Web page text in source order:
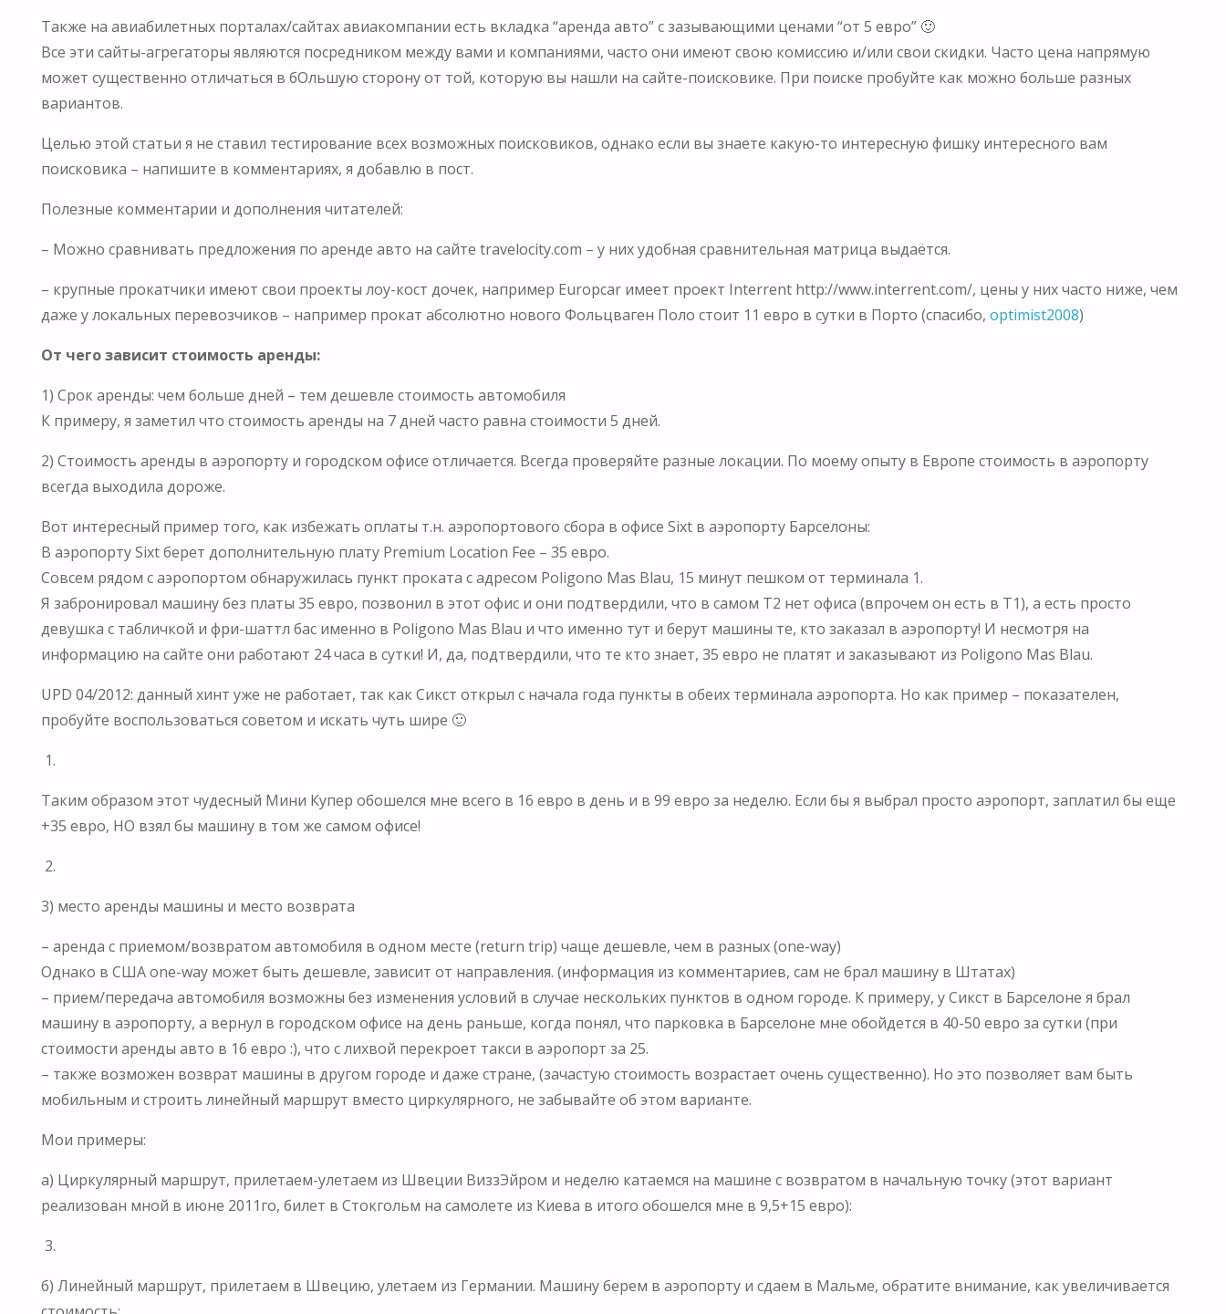
Также на авиабилетных порталах/сайтах авиакомпании есть вкладка “аренда авто” с зазывающими ценами “от 5 евро” 🙂
Все эти сайты-агрегаторы являются посредником между вами и компаниями, часто они имеют свою комиссию и/или свои скидки. Часто цена напрямую
может существенно отличаться в бОльшую сторону от той, которую вы нашли на сайте-поисковике. При поиске пробуйте как можно больше разных
вариантов.
Целью этой статьи я не ставил тестирование всех возможных поисковиков, однако если вы знаете какую-то интересную фишку интересного вам
поисковика – напишите в комментариях, я добавлю в пост.
Полезные комментарии и дополнения читателей:
– Можно сравнивать предложения по аренде авто на сайте travelocity.com – у них удобная сравнительная матрица выдаётся.
– крупные прокатчики имеют свои проекты лоу-кост дочек, например Europcar имеет проект Interrent http://www.interrent.com/, цены у них часто ниже, чем
даже у локальных перевозчиков – например прокат абсолютно нового Фольцваген Поло стоит 11 евро в сутки в Порто (спасибо, optimist2008)
От чего зависит стоимость аренды:
1) Срок аренды: чем больше дней – тем дешевле стоимость автомобиля
К примеру, я заметил что стоимость аренды на 7 дней часто равна стоимости 5 дней.
2) Стоимость аренды в аэропорту и городском офисе отличается. Всегда проверяйте разные локации. По моему опыту в Европе стоимость в аэропорту
всегда выходила дороже.
Вот интересный пример того, как избежать оплаты т.н. аэропортового сбора в офисе Sixt в аэропорту Барселоны:
В аэропорту Sixt берет дополнительную плату Premium Location Fee – 35 евро.
Совсем рядом с аэропортом обнаружилась пункт проката с адресом Poligono Mas Blau, 15 минут пешком от терминала 1.
Я забронировал машину без платы 35 евро, позвонил в этот офис и они подтвердили, что в самом Т2 нет офиса (впрочем он есть в Т1), а есть просто
девушка с табличкой и фри-шаттл бас именно в Poligono Mas Blau и что именно тут и берут машины те, кто заказал в аэропорту! И несмотря на
информацию на сайте они работают 24 часа в сутки! И, да, подтвердили, что те кто знает, 35 евро не платят и заказывают из Poligono Mas Blau.
UPD 04/2012: данный хинт уже не работает, так как Сикст открыл с начала года пункты в обеих терминала аэропорта. Но как пример – показателен,
пробуйте воспользоваться советом и искать чуть шире 🙂
1.
Таким образом этот чудесный Мини Купер обошелся мне всего в 16 евро в день и в 99 евро за неделю. Если бы я выбрал просто аэропорт, заплатил бы еще
+35 евро, НО взял бы машину в том же самом офисе!
2.
3) место аренды машины и место возврата
– аренда с приемом/возвратом автомобиля в одном месте (return trip) чаще дешевле, чем в разных (one-way)
Однако в США one-way может быть дешевле, зависит от направления. (информация из комментариев, сам не брал машину в Штатах)
– прием/передача автомобиля возможны без изменения условий в случае нескольких пунктов в одном городе. К примеру, у Сикст в Барселоне я брал
машину в аэропорту, а вернул в городском офисе на день раньше, когда понял, что парковка в Барселоне мне обойдется в 40-50 евро за сутки (при
стоимости аренды авто в 16 евро :), что с лихвой перекроет такси в аэропорт за 25.
– также возможен возврат машины в другом городе и даже стране, (зачастую стоимость возрастает очень существенно). Но это позволяет вам быть
мобильным и строить линейный маршрут вместо циркулярного, не забывайте об этом варианте.
Мои примеры:
а) Циркулярный маршрут, прилетаем-улетаем из Швеции ВиззЭйром и неделю катаемся на машине с возвратом в начальную точку (этот вариант
реализован мной в июне 2011го, билет в Стокгольм на самолете из Киева в итого обошелся мне в 9,5+15 евро):
3.
б) Линейный маршрут, прилетаем в Швецию, улетаем из Германии. Машину берем в аэропорту и сдаем в Мальме, обратите внимание, как увеличивается